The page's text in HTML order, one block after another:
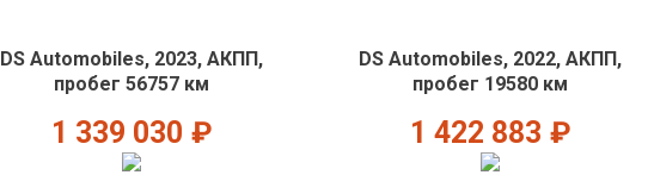
DS Automobiles, 2023, АКПП,
пробег 56757 км
1 339 030 ₽
DS Automobiles, 2022, АКПП,
пробег 19580 км
1 422 883 ₽